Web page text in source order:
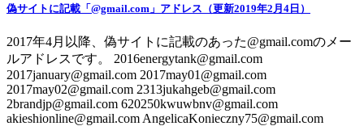
偽サイトに記載「@gmail.com」アドレス（更新2019年2月4日）
2017年4月以降、偽サイトに記載のあった@gmail.comのメー
ルアドレスです。 2016energytank@gmail.com
2017january@gmail.com 2017may01@gmail.com
2017may02@gmail.com 2313jukahgeb@gmail.com
2brandjp@gmail.com 620250kwuwbnv@gmail.com
akieshionline@gmail.com AngelicaKonieczny75@gmail.com